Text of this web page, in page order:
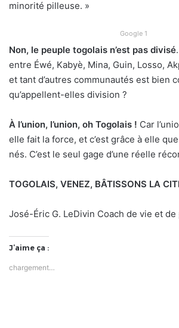
minorité pilleuse. »
Google 1
Non, le peuple togolais n’est pas divisé
entre Éwé, Kabyè, Mina, Guin, Losso,
et tant d’autres communautés est bien
qu’appellent-elles division ?
À l’union, l’union, oh Togolais ! Car
elle fait la force, et c’est grâce à elle
nés. C’est le seul gage d’une réelle
TOGOLAIS, VENEZ, BÂTISSONS LA
José-Éric G. LeDivin Coach de vie et
J’aime ça :
chargement…